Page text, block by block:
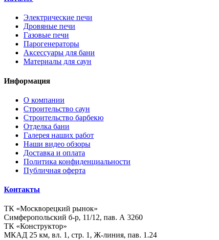
Электрические печи
Дровяные печи
Газовые печи
Парогенераторы
Аксессуары для бани
Материалы для саун
Информация
О компании
Строительство саун
Строительство барбекю
Отделка бани
Галерея наших работ
Наши видео обзоры
Доставка и оплата
Политика конфиденциальности
Публичная оферта
Контакты
ТК «Москворецкий рынок»
Симферопольский б-р, 11/12, пав. А 3260
ТК «Конструктор»
МКАД 25 км, вл. 1, стр. 1, Ж-линия, пав. 1.24